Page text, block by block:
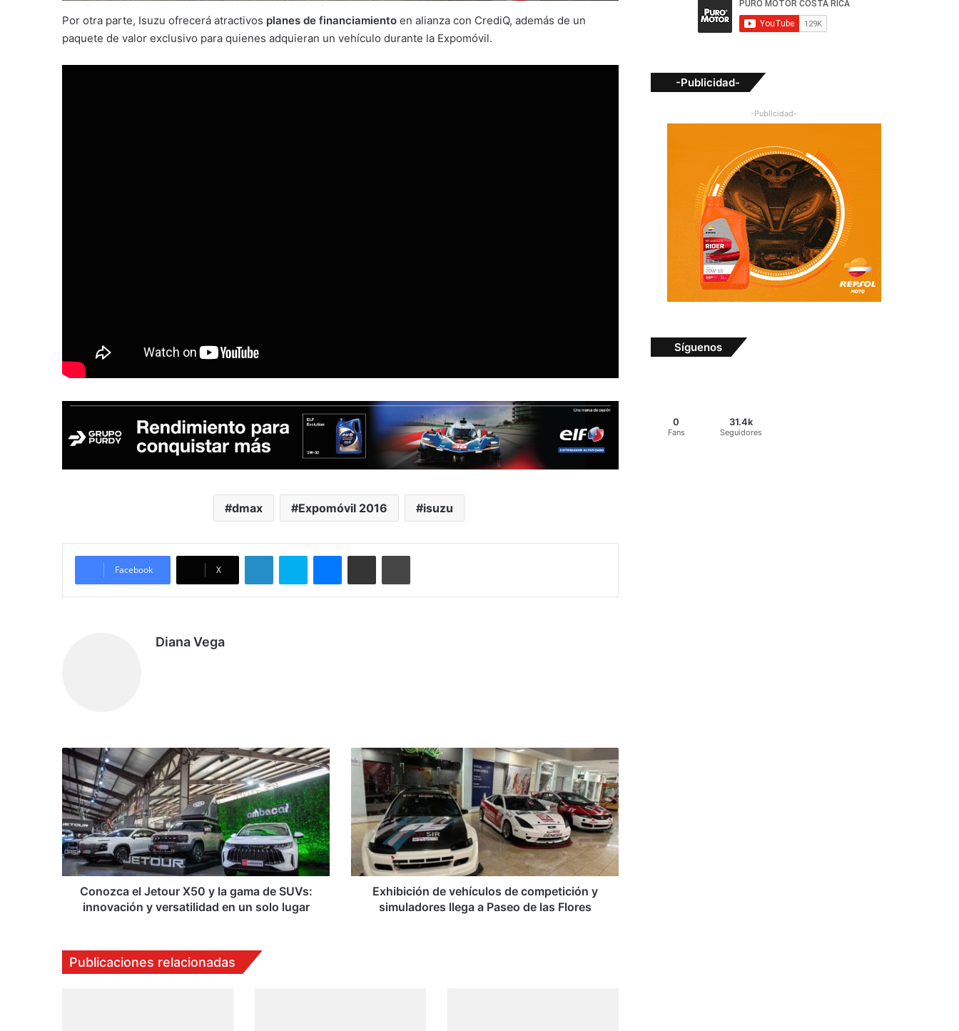
Por otra parte, Isuzu ofrecerá atractivos planes de financiamiento en alianza con CrediQ, además de un
paquete de valor exclusivo para quienes adquieran un vehículo durante la Expomóvil.
dmax Expomóvil 2016 isuzu
Facebook X
LinkedInSkype MessengerCompartir por correo electrónicoImprimir
Diana Vega
Conozca
el
Jetour
X50
y
la
gama
de
SUVs:
innovación
un
solo
Conozca el Jetour X50 y la gama de SUVs:
innovación y versatilidad en un solo lugar
Exhibición
de
vehículos
competición
simuladores
llega
a
PaseoExhibición de vehículos de competición y
simuladores llega a Paseo de las Flores
Publicaciones relacionadas
-Publicidad-
-Publicidad-
Síguenos
0
Fans
31.4k
Seguidores